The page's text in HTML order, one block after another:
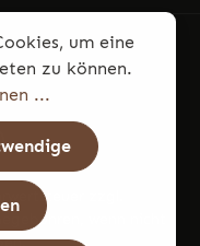
zzgl.
wenn nicht
um eine
zu können.
...